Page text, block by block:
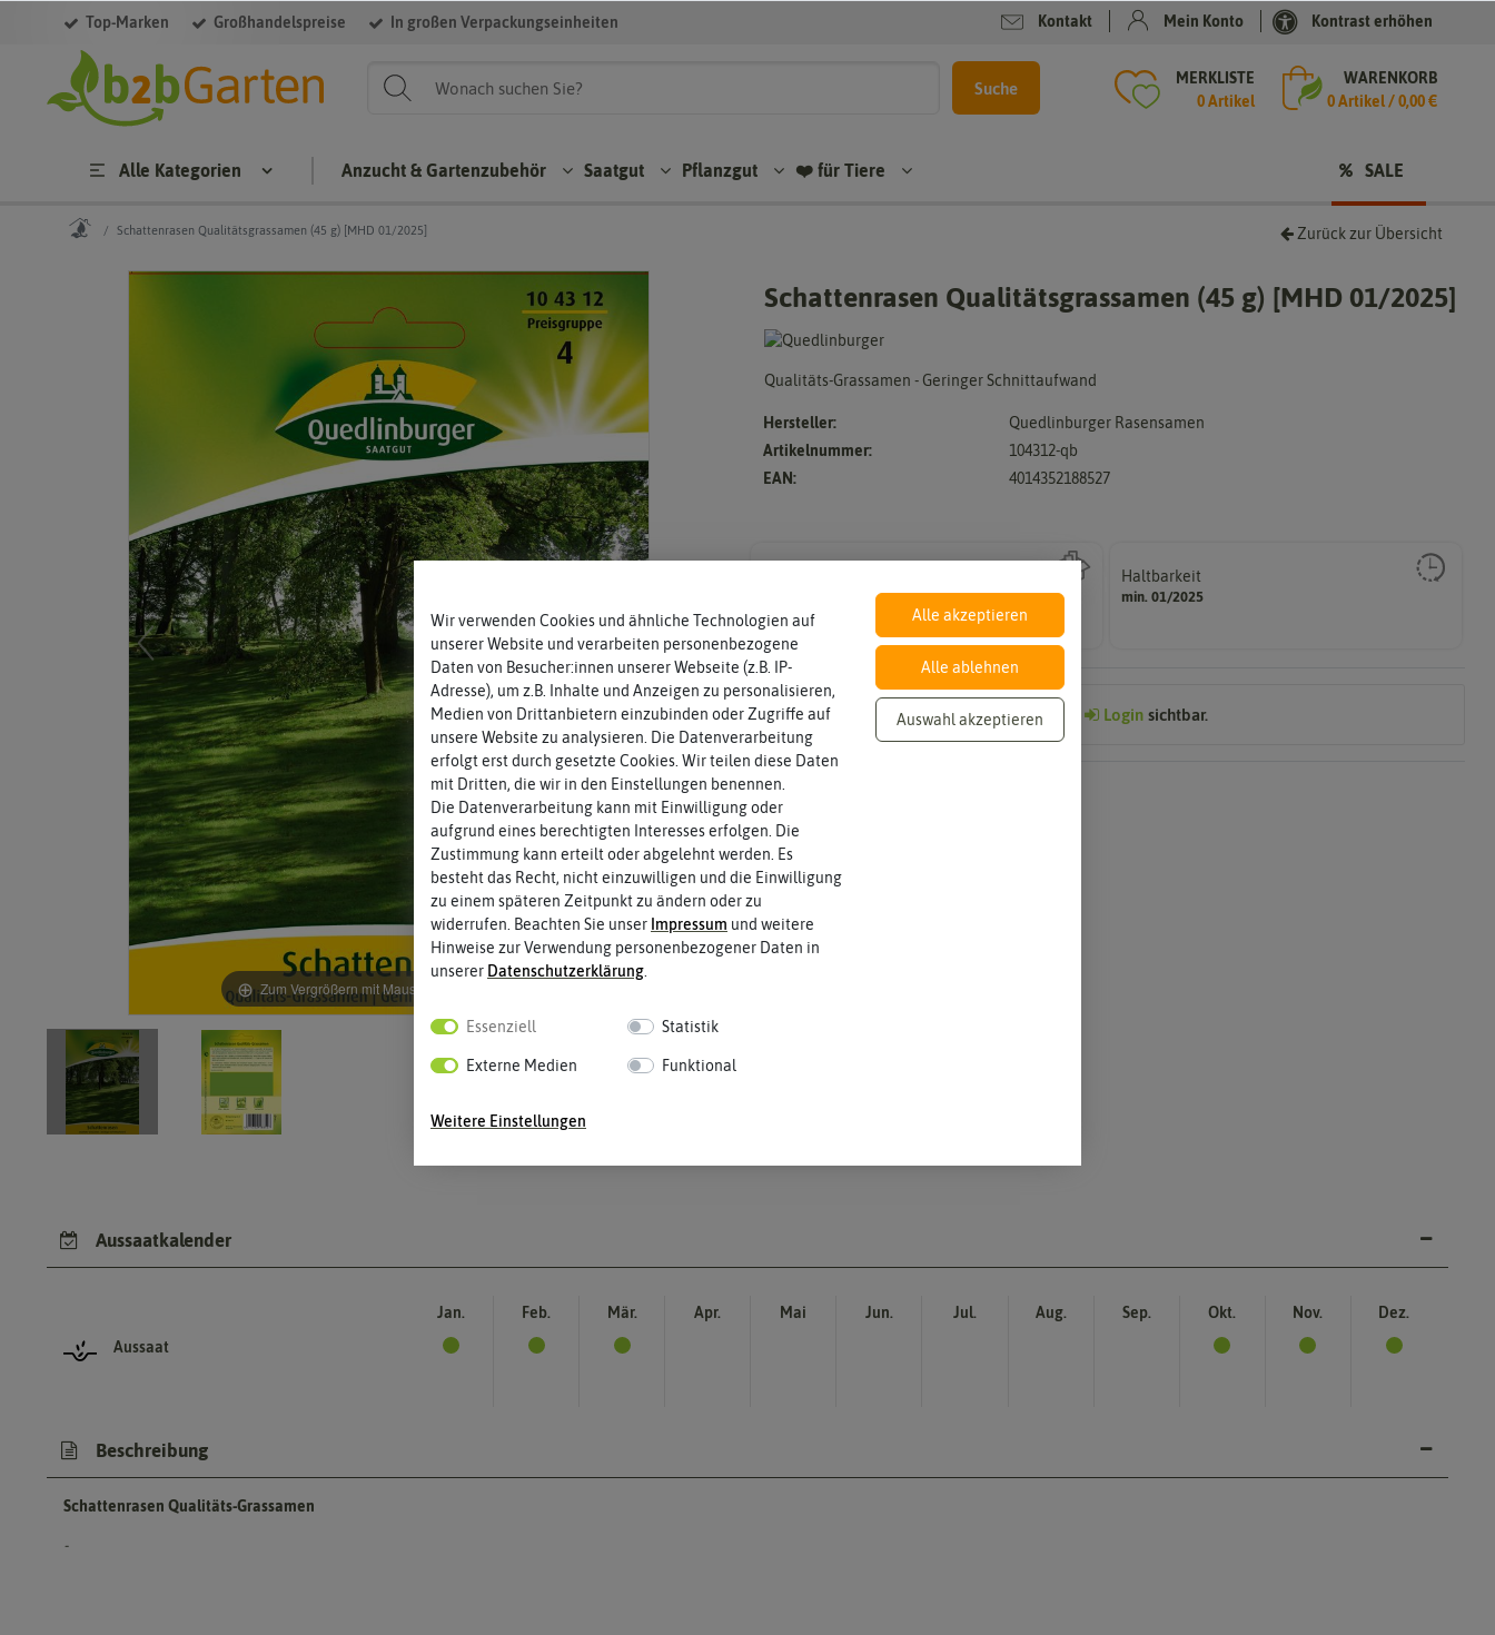
Top-Marken Großhandelspreise In großen Verpackungseinheiten Kontakt Mein Konto Kontrast erhöhen
Suche
MERKLISTE
0 Artikel
WARENKORB
0Artikel /0,00 €
Alle Kategorien Anzucht & Gartenzubehör Saatgut Pflanzgut ❤️ für Tiere SALE
Schattenrasen Qualitätsgrassamen (45 g) [MHD 01/2025] Zurück zur Übersicht
Zum Vergrößern mit Maus über das Bild fahren
Schattenrasen Qualitätsgrassamen (45 g) [MHD 01/2025]
Qualitäts-Grassamen - Geringer Schnittaufwand
Hersteller:
Quedlinburger Rasensamen
Artikelnummer:
104312-qb
EAN:
4014352188527
45 g (reicht für ca. 1,5 m²)Wie viel ist enthalten
Haltbarkeit
min. 01/2025
Zeitpunkt, bis zu dem das Saat- und Pflanzgut sehr
gut keimen sollte.
Preis nach Loginsichtbar.
Aussaatkalender
Aussaat
Jan. Feb. Mär. Apr. Mai Jun. Jul. Aug. Sep. Okt. Nov. Dez.
Beschreibung
Schattenrasen Qualitäts-Grassamen
-
Wir verwenden Cookies und ähnliche Technologien auf
unserer Website und verarbeiten personenbezogene
Daten von Besucher:innen unserer Webseite (z.B. IP-
Adresse), um z.B. Inhalte und Anzeigen zu personalisieren,
Medien von Drittanbietern einzubinden oder Zugriffe auf
unsere Website zu analysieren. Die Datenverarbeitung
erfolgt erst durch gesetzte Cookies. Wir teilen diese Daten
mit Dritten, die wir in den Einstellungen benennen.
Die Datenverarbeitung kann mit Einwilligung oder
aufgrund eines berechtigten Interesses erfolgen. Die
Zustimmung kann erteilt oder abgelehnt werden. Es
besteht das Recht, nicht einzuwilligen und die Einwilligung
zu einem späteren Zeitpunkt zu ändern oder zu
widerrufen. Beachten Sie unser Impressum und weitere
Hinweise zur Verwendung personenbezogener Daten in
unserer Daten­schutz­erklärung
Essenziell Statistik
Externe Medien Funktional
Weitere Einstellungen
Alle akzeptieren
Alle ablehnen
Auswahl akzeptieren